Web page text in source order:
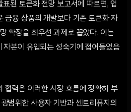
된 토큰화 전망 보고서에 따르면, 업
금융 상품의 개발보다 기존 토큰화 자
확장을 최우선 과제로 꼽았다. 이는
자본이 유입되는 성숙기에 접어들었음
협력은 이러한 시장 흐름에 정확히 부
범위한 사용자 기반과 센트리퓨지의